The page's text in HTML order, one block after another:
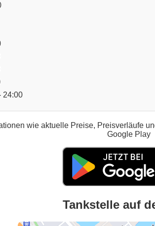
24:00
wie aktuelle Preise, Preisverläufe
Google Play
Tankstelle auf